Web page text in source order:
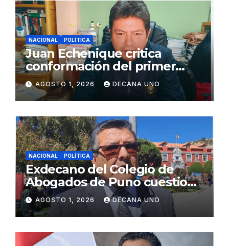
NACIONAL POLÍTICA
Juan Echenique critica
conformación del primer
gabinete ministerial de Keiko
Fujimori
AGOSTO 1, 2026 DECANA UNO
NACIONAL POLÍTICA
Exdecano del Colegio de
Abogados de Puno cuestiona
propuestas sobre seguridad
ciudadana
AGOSTO 1, 2026 DECANA UNO